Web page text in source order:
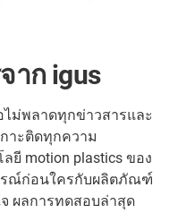
าก igus
ไม่พลาดทุกข่าวสารและ
าะติดทุกความ
ยี motion plastics ของ
รณ์ก่อนใครกับผลิตภัณฑ์
ผลการทดสอบล่าสุด